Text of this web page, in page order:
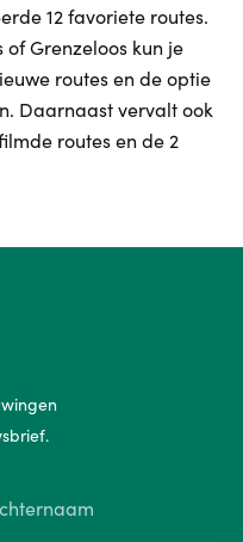
12 favoriete routes.
Grenzeloos kun je
routes en de optie
Daarnaast vervalt ook
routes en de 2